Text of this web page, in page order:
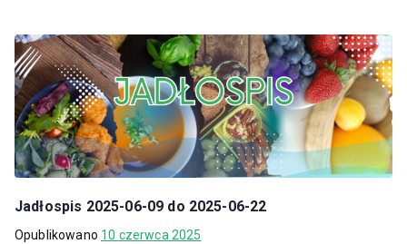
Jadłospis 2025-06-09 do 2025-06-22
Opublikowano 10 czerwca 2025